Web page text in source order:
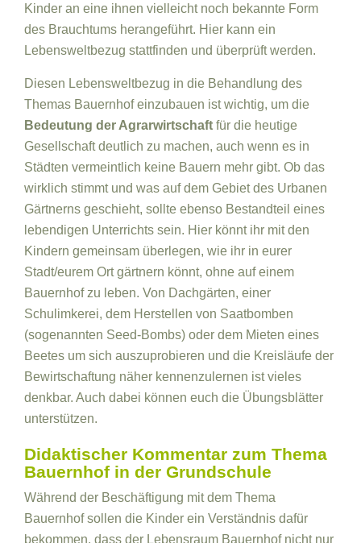
Kinder an eine ihnen vielleicht noch bekannte Form
des Brauchtums herangeführt. Hier kann ein
Lebensweltbezug stattfinden und überprüft werden.
Diesen Lebensweltbezug in die Behandlung des
Themas Bauernhof einzubauen ist wichtig, um die
Bedeutung der Agrarwirtschaft für die heutige
Gesellschaft deutlich zu machen, auch wenn es in
Städten vermeintlich keine Bauern mehr gibt. Ob das
wirklich stimmt und was auf dem Gebiet des Urbanen
Gärtnerns geschieht, sollte ebenso Bestandteil eines
lebendigen Unterrichts sein. Hier könnt ihr mit den
Kindern gemeinsam überlegen, wie ihr in eurer
Stadt/eurem Ort gärtnern könnt, ohne auf einem
Bauernhof zu leben. Von Dachgärten, einer
Schulimkerei, dem Herstellen von Saatbomben
(sogenannten Seed-Bombs) oder dem Mieten eines
Beetes um sich auszuprobieren und die Kreisläufe der
Bewirtschaftung näher kennenzulernen ist vieles
denkbar. Auch dabei können euch die Übungsblätter
unterstützen.
Didaktischer Kommentar zum Thema
Bauernhof in der Grundschule
Während der Beschäftigung mit dem Thema
Bauernhof sollen die Kinder ein Verständnis dafür
bekommen, dass der Lebensraum Bauernhof nicht nur